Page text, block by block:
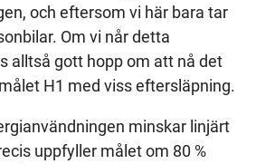
och eftersom vi här bara tar
Om vi når detta
alltså gott hopp om att nå det
H1 med viss eftersläpning.
minskar linjärt
uppfyller målet om 80 %